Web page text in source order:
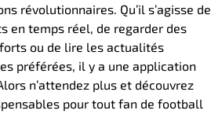
révolutionnaires. Qu’il s’agisse de
en temps réel, de regarder des
ou de lire les actualités
préférées, il y a une application
n’attendez plus et découvrez
pour tout fan de football